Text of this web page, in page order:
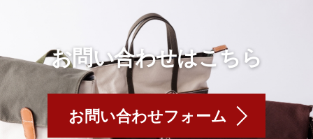
お問い合わせはこちら
お問い合わせフォーム